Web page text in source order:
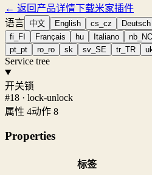
← 返回产品详情下载米家插件
语言 中文 English cs_cz Deutsch
fi_FI
Français hu Italiano
pt_pt
ro_ro sk sv_SE tr_TR
Service tree
开关锁
#18 · lock-unlock
属性 4动作 8
Properties
标签